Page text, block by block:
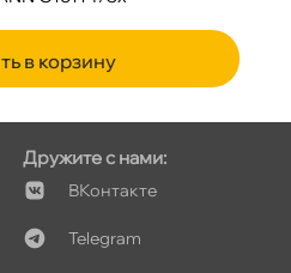
в корзину
Дружите с нами:
Контакте
Telegram